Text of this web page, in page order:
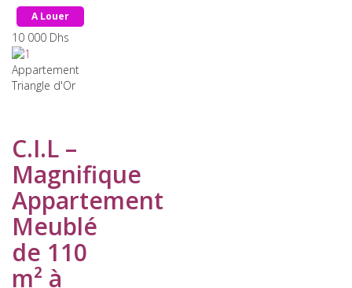
A Louer
10 000 Dhs
Appartement
Triangle d'Or
C.I.L –
Magnifique
Appartement
Meublé
de 110
m² à